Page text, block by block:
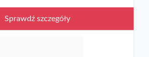
Sprawdź szczegóły